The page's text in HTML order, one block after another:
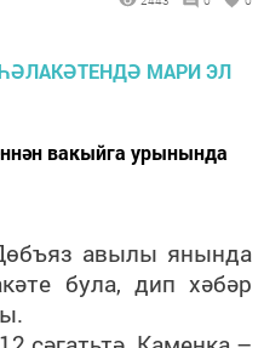
вакыйга урынында
авылы янында
була, дип хәбәр